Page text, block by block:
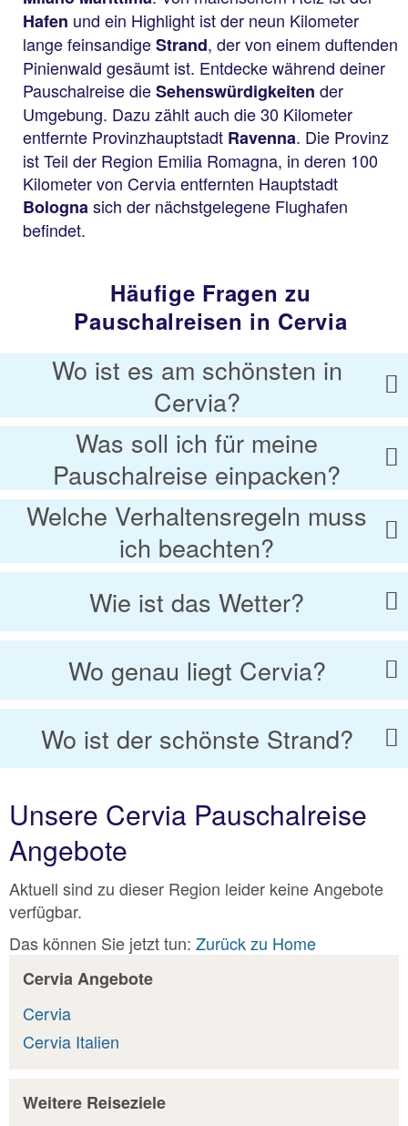
Hafen und ein Highlight ist der neun Kilometer
lange feinsandigeStrand, der von einem duftenden
Pinienwald gesäumt ist. Entdecke während deiner
Pauschalreise dieSehenswürdigkeiten der
Umgebung. Dazu zählt auch die 30 Kilometer
entfernte Provinzhauptstadt Ravenna. Die Provinz
ist Teil der Region Emilia Romagna, in deren 100
Kilometer von Cervia entfernten Hauptstadt
Bolognasich der nächstgelegene Flughafen
befindet.
Häufige Fragen zu
Pauschalreisen in Cervia
Wo ist es am schönsten in
Cervia?
Was soll ich für meine
Pauschalreise einpacken?
Welche Verhaltensregeln muss
ich beachten?
Wie ist das Wetter?
Wo genau liegt Cervia?
Wo ist der schönste Strand?
Unsere Cervia Pauschalreise
Angebote
Aktuell sind zu dieser Region leider keine Angebote
verfügbar.
Das können Sie jetzt tun: Zurück zu Home
Cervia Angebote
Cervia
Cervia Italien
Weitere Reiseziele